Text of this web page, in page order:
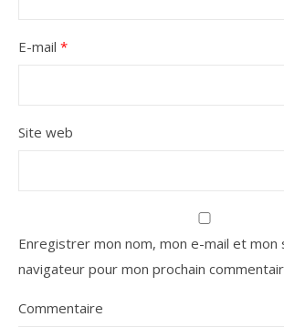
E-mail *
Site web
Enregistrer mon nom, mon e-mail et mon
navigateur pour mon prochain
Commentaire